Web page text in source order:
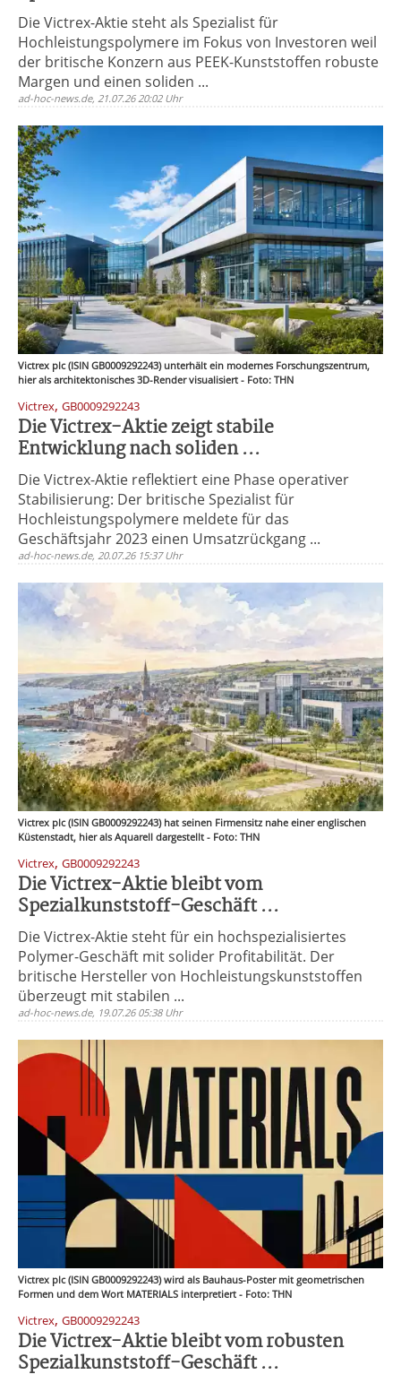
Die Victrex-Aktie steht als Spezialist für
Hochleistungspolymere im Fokus von Investoren weil
der britische Konzern aus PEEK-Kunststoffen robuste
Margen und einen soliden ...
ad-hoc-news.de, 21.07.26 20:02 Uhr
Victrex plc (ISIN GB0009292243) unterhält ein modernes Forschungszentrum,
hier als architektonisches 3D-Render visualisiert - Foto: THN
Victrex, GB0009292243
Die Victrex-Aktie zeigt stabile
Entwicklung nach soliden ...
Die Victrex-Aktie reflektiert eine Phase operativer
Stabilisierung: Der britische Spezialist für
Hochleistungspolymere meldete für das
Geschäftsjahr 2023 einen Umsatzrückgang ...
ad-hoc-news.de, 20.07.26 15:37 Uhr
Victrex plc (ISIN GB0009292243) hat seinen Firmensitz nahe einer englischen
Küstenstadt, hier als Aquarell dargestellt - Foto: THN
Victrex, GB0009292243
Die Victrex-Aktie bleibt vom
Spezialkunststoff-Geschäft ...
Die Victrex-Aktie steht für ein hochspezialisiertes
Polymer-Geschäft mit solider Profitabilität. Der
britische Hersteller von Hochleistungskunststoffen
überzeugt mit stabilen ...
ad-hoc-news.de, 19.07.26 05:38 Uhr
Victrex plc (ISIN GB0009292243) wird als Bauhaus-Poster mit geometrischen
Formen und dem Wort MATERIALS interpretiert - Foto: THN
Victrex, GB0009292243
Die Victrex-Aktie bleibt vom robusten
Spezialkunststoff-Geschäft ...